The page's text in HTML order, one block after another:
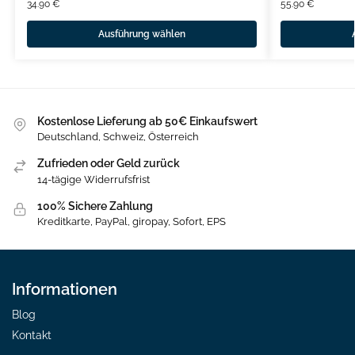
34.90 €
Ausführung wählen
55.90 €
Kostenlose Lieferung ab 50€ Einkaufswert
Deutschland, Schweiz, Österreich
Zufrieden oder Geld zurück
14-tägige Widerrufsfrist
100% Sichere Zahlung
Kreditkarte, PayPal, giropay, Sofort, EPS
Informationen
Blog
Kontakt